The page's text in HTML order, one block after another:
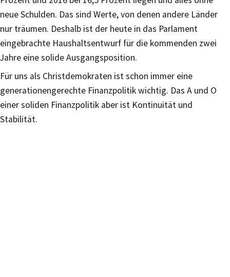
neue Schulden. Das sind Werte, von denen andere Länder
nur träumen. Deshalb ist der heute in das Parlament
eingebrachte Haushaltsentwurf für die kommenden zwei
Jahre eine solide Ausgangsposition.
Für uns als Christdemokraten ist schon immer eine
generationengerechte Finanzpolitik wichtig. Das A und O
einer soliden Finanzpolitik aber ist Kontinuität und
Stabilität.